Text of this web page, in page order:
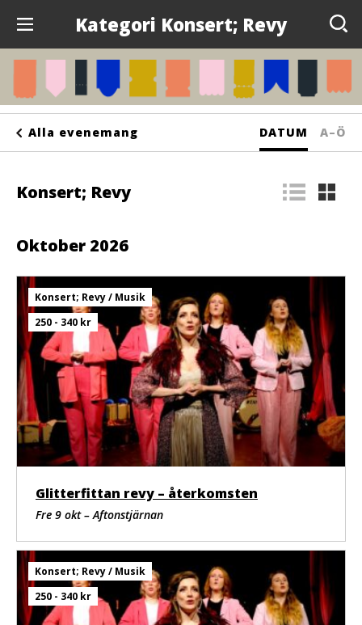
Kategori Konsert; Revy
Anslagstavlan
Arrangörer
Alla evenemang Sortera
DATUM A–Ö
Konsert; Revy
Oktober 2026
Konsert; Revy / Musik
250 - 340 kr
Glitterfittan revy – återkomsten
Fre 9 okt – Aftonstjärnan
Konsert; Revy / Musik
250 - 340 kr